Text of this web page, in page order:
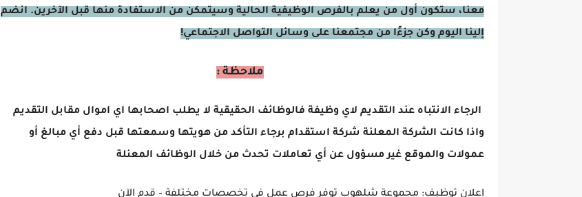
معنا، ستكون أول من يعلم بالفرص الوظيفية الحالية وسيتمكن من الاستفادة منها قبل الآخرين. انضم
إلينا اليوم وكن جزءًا من مجتمعنا على وسائل التواصل الاجتماعي!
ملاحظة :
الرجاء الانتباه عند التقديم لاي وظيفة فالوظائف الحقيقية لا يطلب اصحابها اي اموال مقابل التقديم
واذا كانت الشركة المعلنة شركة استقدام برجاء التأكد من هويتها وسمعتها قبل دفع أي مبالغ أو
عمولات والموقع غير مسؤول عن أي تعاملات تحدث من خلال الوظائف المعنلة
إعلان توظيف: مجموعة شلهوب توفر فرص عمل في تخصصات مختلفة – قدم الآن